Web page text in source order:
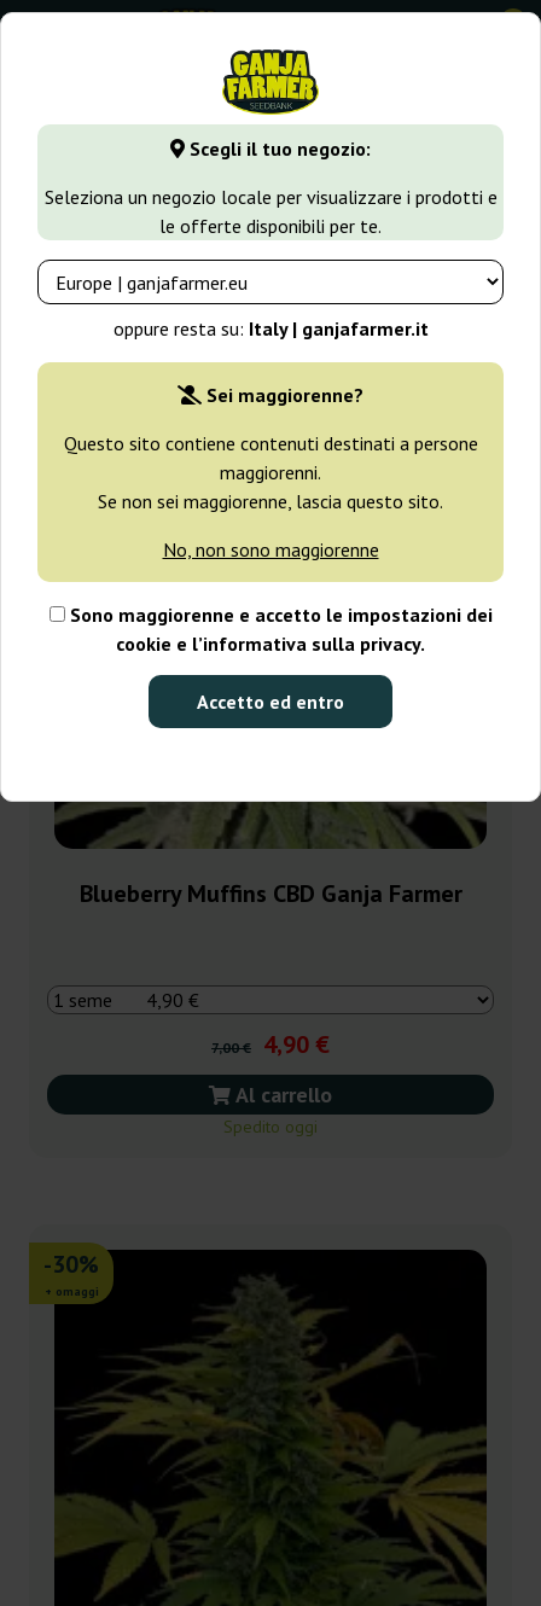
Scegli il tuo negozio:
Seleziona un negozio locale per visualizzare i prodotti e
le offerte disponibili per te.
oppure resta su: Italy | ganjafarmer.it
Sei maggiorenne?
Questo sito contiene contenuti destinati a persone
maggiorenni.
Se non sei maggiorenne, lascia questo sito.
No, non sono maggiorenne
Sono maggiorenne e accetto le impostazioni dei
cookie e l’informativa sulla privacy.
Accetto ed entro
0
GanjaFarmer.it Tipi di Semi Semi CBD
Semi di cannabis CBD
Filtri Ordinamento
Blueberry Muffins CBD Ganja Farmer
7,00 € 4,90 €
Al carrello
Spedito oggi
-30%
+ omaggi